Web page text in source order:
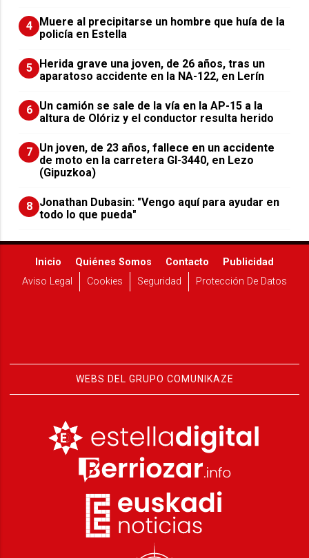
4
Muere al precipitarse un hombre que huía de la
policía en Estella
5
Herida grave una joven, de 26 años, tras un
aparatoso accidente en la NA-122, en Lerín
6 Un camión se sale de la vía en la AP-15 a la
altura de Olóriz y el conductor resulta herido
7 Un joven, de 23 años, fallece en un accidente
de moto en la carretera GI-3440, en Lezo
(Gipuzkoa)
8 Jonathan Dubasin: "Vengo aquí para ayudar en
todo lo que pueda"
Inicio Quiénes Somos Contacto
Publicidad
Aviso Legal
Cookies Seguridad Protección De Datos
WEBS DEL GRUPO COMUNIKAZE